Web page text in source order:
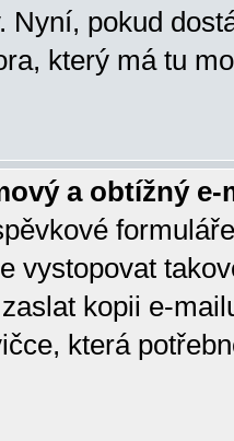
Nyní, pokud
který má tu
a obtížný
vystopovat
kopii e-
která